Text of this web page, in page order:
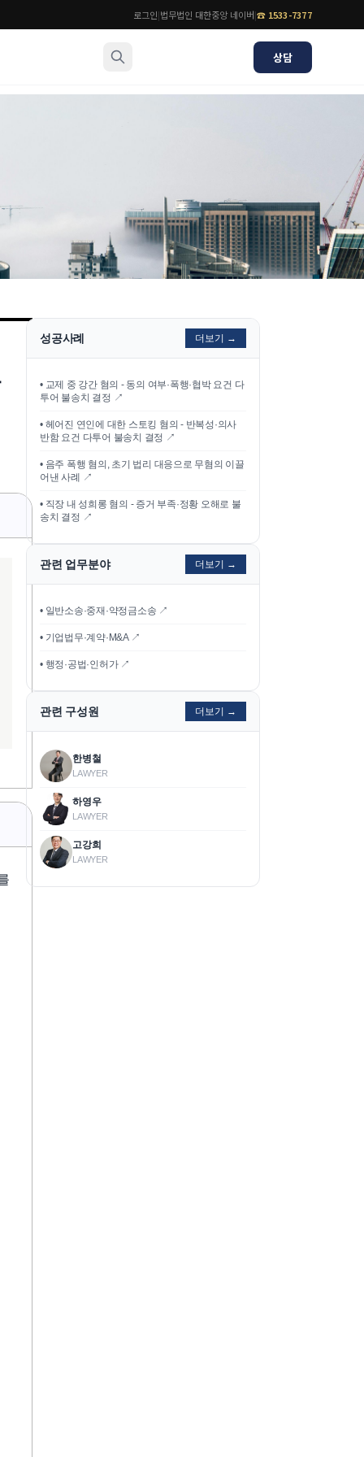
로그인|법무법인 대한중앙 네이버|☎ 1533-7377
상담
법률 블로그
법률서식
뉴스레터/브로슈어
성공사례 더보기 →
• 교제 중 강간 혐의 - 동의 여부·폭행·협박 요건 다
투어 불송치 결정 ↗
• 헤어진 연인에 대한 스토킹 혐의 - 반복성·의사
반함 요건 다투어 불송치 결정 ↗
• 음주 폭행 혐의, 초기 법리 대응으로 무혐의 이끌
어낸 사례
↗
• 직장 내 성희롱 혐의 - 증거 부족·정황 오해로 불
송치 결정 ↗
관련 업무분야 더보기 →
• 일반소송·중재·약정금소송 ↗
• 기업법무·계약·M&A ↗
• 행정·공법·인허가 ↗
관련 구성원 더보기 →
한병철
LAWYER
하영우
LAWYER
고강희
LAWYER